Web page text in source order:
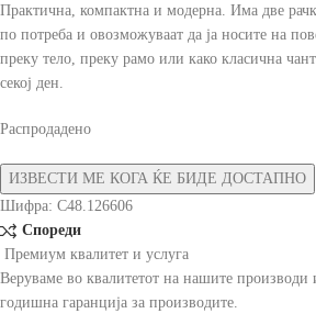
Практична, компактна и модерна. Има две
по потреба и овозможуваат да ја носите на
преку тело, преку рамо или како класична
секој ден.
Распродадено
Шифра: C48.126606
Спореди
Премиум квалитет и услуга
Веруваме во квалитетот на нашите производи
годишна гаранција за производите.